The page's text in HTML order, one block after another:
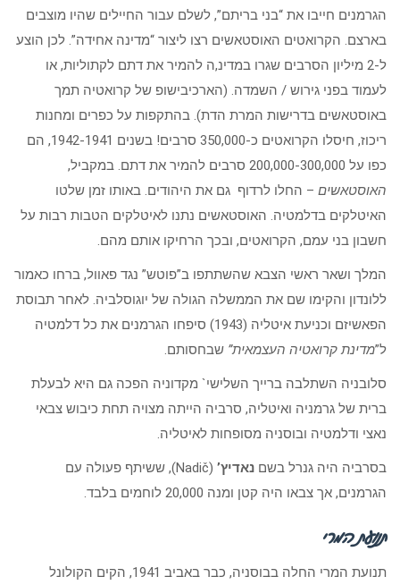
הגרמנים חייבו את “בני בריתם”, לשלם עבור החיילים שהיו מוצבים
בארצם. הקרואטים האוסטאשים רצו ליצור “מדינה אחידה”. לכן הוצע
ל-2 מיליון הסרבים שגרו במדינ,ה להמיר את דתם לקתוליות, או
לעמוד בפני גירוש / השמדה. (הארכיבישופ של קרואטיה תמך
באוסטאשים בדרישות המרת הדת). בהתקפות על כפרים ומחנות
ריכוז, חיסלו הקרואטים כ-350,000 סרבים! בשנים 1942-1941, הם
כפו על 200,000-300,000 סרבים להמיר את דתם. במקביל,
האוסטאשים – החלו לרדוף גם את היהודים. באותו זמן שלטו
האיטלקים בדלמטיה. האוסטאשים נתנו לאיטלקים הטבות רבות על
חשבון בני עמם, הקרואטים, ובכך הרחיקו אותם מהם.
המלך ושאר ראשי הצבא שהשתתפו ב”פוטש” נגד פאוול, ברחו כאמור
ללונדון והקימו שם את הממשלה הגולה של יוגוסלביה. לאחר תבוסת
הפאשיזם וכניעת איטליה (1943) סיפחו הגרמנים את כל דלמטיה
ל”מדינת קרואטיה העצמאית” שבחסותם.
סלובניה השתלבה ברייך השלישי` מקדוניה הפכה גם היא לבעלת
ברית של גרמניה ואיטליה, סרביה הייתה מצויה תחת כיבוש צבאי
נאצי ודלמטיה ובוסניה מסופחות לאיטליה.
בסרביה היה גנרל בשם נאדיץ’
(Nadič), ששיתף פעולה עם
הגרמנים, אך צבאו היה קטן ומנה 20,000 לוחמים בלבד.
תנועת המרי
תנועת המרי החלה בבוסניה, כבר באביב 1941, הקים הקולונל